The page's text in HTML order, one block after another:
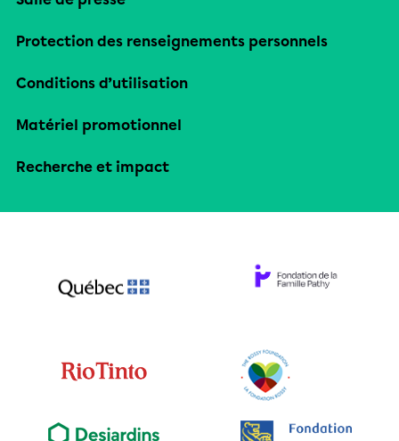
Protection des renseignements personnels
Conditions d’utilisation
Matériel promotionnel
Recherche et impact